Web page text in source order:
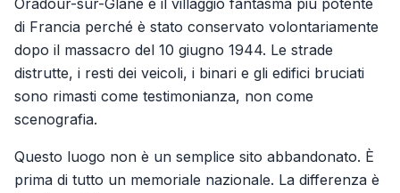
Oradour-sur-Glane è il villaggio fantasma più potente
di Francia perché è stato conservato volontariamente
dopo il massacro del 10 giugno 1944. Le strade
distrutte, i resti dei veicoli, i binari e gli edifici bruciati
sono rimasti come testimonianza, non come
scenografia.
Questo luogo non è un semplice sito abbandonato. È
prima di tutto un memoriale nazionale. La differenza è